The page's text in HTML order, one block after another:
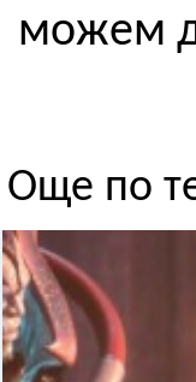
можем
Още по